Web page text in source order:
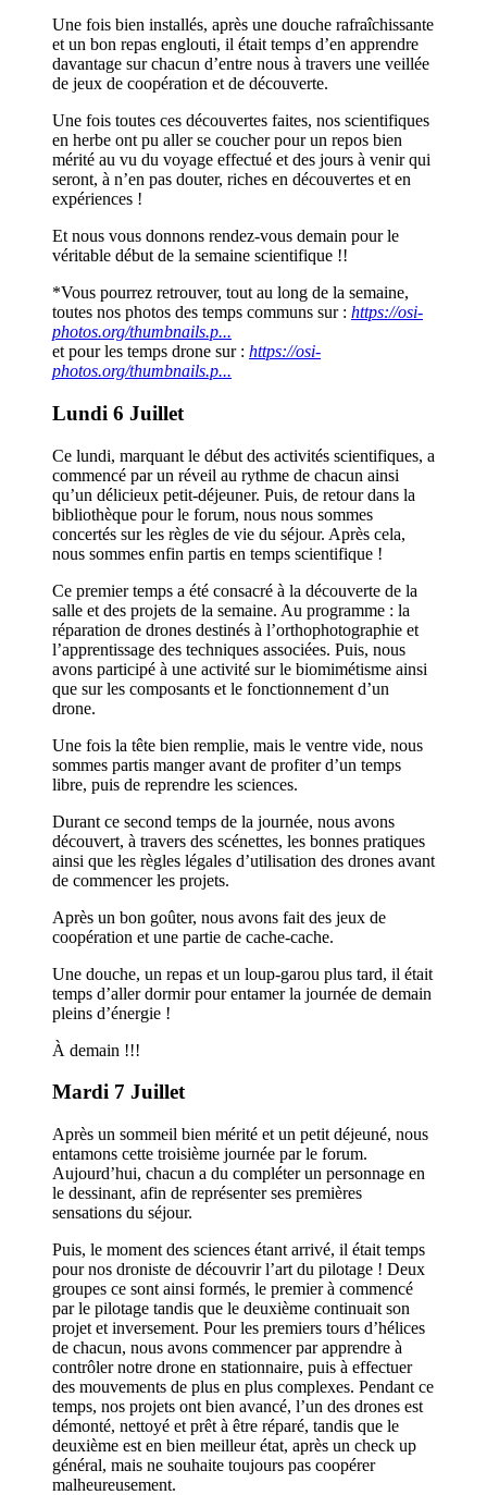
Une fois bien installés, après une douche rafraîchissante
et un bon repas englouti, il était temps d’en apprendre
davantage sur chacun d’entre nous à travers une veillée
de jeux de coopération et de découverte.
Une fois toutes ces découvertes faites, nos scientifiques
en herbe ont pu aller se coucher pour un repos bien
mérité au vu du voyage effectué et des jours à venir qui
seront, à n’en pas douter, riches en découvertes et en
expériences !
Et nous vous donnons rendez-vous demain pour le
véritable début de la semaine scientifique !!
*Vous pourrez retrouver, tout au long de la semaine,
toutes nos photos des temps communs sur : https://osi-
photos.org/thumbnails.p...
et pour les temps drone sur : https://osi-
photos.org/thumbnails.p...
Lundi 6 Juillet
Ce lundi, marquant le début des activités scientifiques, a
commencé par un réveil au rythme de chacun ainsi
qu’un délicieux petit-déjeuner. Puis, de retour dans la
bibliothèque pour le forum, nous nous sommes
concertés sur les règles de vie du séjour. Après cela,
nous sommes enfin partis en temps scientifique !
Ce premier temps a été consacré à la découverte de la
salle et des projets de la semaine. Au programme : la
réparation de drones destinés à l’orthophotographie et
l’apprentissage des techniques associées. Puis, nous
avons participé à une activité sur le biomimétisme ainsi
que sur les composants et le fonctionnement d’un
drone.
Une fois la tête bien remplie, mais le ventre vide, nous
sommes partis manger avant de profiter d’un temps
libre, puis de reprendre les sciences.
Durant ce second temps de la journée, nous avons
découvert, à travers des scénettes, les bonnes pratiques
ainsi que les règles légales d’utilisation des drones avant
de commencer les projets.
Après un bon goûter, nous avons fait des jeux de
coopération et une partie de cache-cache.
Une douche, un repas et un loup-garou plus tard, il était
temps d’aller dormir pour entamer la journée de demain
pleins d’énergie !
À demain !!!
Mardi 7 Juillet
Après un sommeil bien mérité et un petit déjeuné, nous
entamons cette troisième journée par le forum.
Aujourd’hui, chacun a du compléter un personnage en
le dessinant, afin de représenter ses premières
sensations du séjour.
Puis, le moment des sciences étant arrivé, il était temps
pour nos droniste de découvrir l’art du pilotage ! Deux
groupes ce sont ainsi formés, le premier à commencé
par le pilotage tandis que le deuxième continuait son
projet et inversement. Pour les premiers tours d’hélices
de chacun, nous avons commencer par apprendre à
contrôler notre drone en stationnaire, puis à effectuer
des mouvements de plus en plus complexes. Pendant ce
temps, nos projets ont bien avancé, l’un des drones est
démonté, nettoyé et prêt à être réparé, tandis que le
deuxième est en bien meilleur état, après un check up
général, mais ne souhaite toujours pas coopérer
malheureusement.